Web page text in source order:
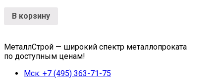
В корзину
МеталлСтрой — широкий спектр металлопроката
по доступным ценам!
Мск: +7 (495) 363-71-75